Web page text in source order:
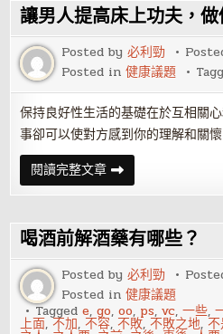
引
男
人
的
壞
女
讓男人提高床上功夫，
Posted by必利勁
Posted in健康議題
保持良好性生活的基礎在於互相關
事卻可以使對方感到你的理解和關懷
閱讀完整文章讓
男
人
高
床
上
功
夫，
做
個
金
槍
喝酒前解酒藥有哪些？
Posted by必利勁
Posted in健康議題
Taggede,go,oo, ps,vc,一些,
上面,不加,不容,不敗,不敗之地,